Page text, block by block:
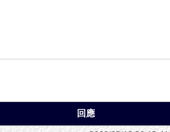
回應